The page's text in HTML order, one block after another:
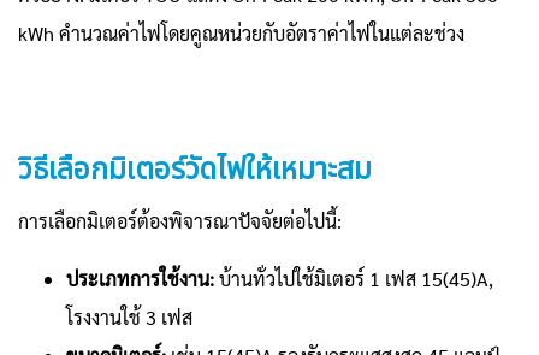
kWh คำนวณค่าไฟโดยคูณหน่วยกับอัตราค่าไฟในแต่ละช่วง
วิธีเลือกมิเตอร์วัดไฟให้เหมาะสม
การเลือกมิเตอร์ต้องพิจารณาปัจจัยต่อไปนี้:
ประเภทการใช้งาน:บ้านทั่วไปใช้มิเตอร์ 1 เฟส 15(45)A,
โรงงานใช้ 3 เฟส